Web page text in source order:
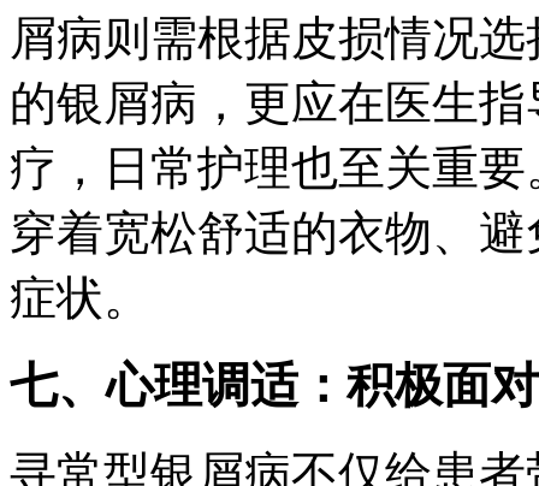
屑病则需根据皮损情况
的银屑病，更应在医生
疗，日常护理也至关重
穿着宽松舒适的衣物、
症状。
七、心理调适：积极面对
寻常型银屑病不仅给患